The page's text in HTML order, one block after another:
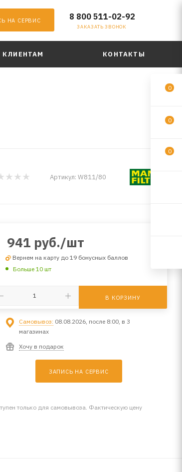
НА СЕРВИС 8 800 511-02-92
ЗАКАЗАТЬ ЗВОНОК
КОНТАКТЫ
Артикул: W811/80
941 руб./шт
Вернем на карту до 19 бонусных баллов
Больше 10 шт
В КОРЗИНУ
Самовывоз: 08.08.2026, после 8:00, в 3
магазинах
Хочу в подарок
ЗАПИСЬ НА СЕРВИС
только для самовывоза. Фактическую цену
0
0
0